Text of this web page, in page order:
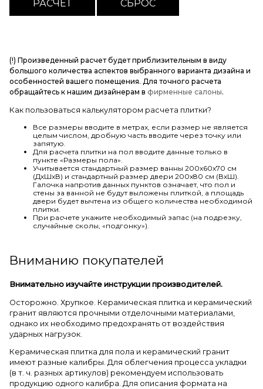
(!) Произведенный расчет будет приблизительным в виду
большого количества аспектов выбранного варианта дизайна и
особенностей вашего помещения. Для точного расчета
обращайтесь к нашим дизайнерам в фирменные салоны.
Как пользоваться калькулятором расчета плитки?
Все размеры вводите в метрах, если размер не является
целым числом, дробную часть вводите через точку или
запятую.
Для расчета плитки на пол вводите данные только в
пункте «Размеры пола».
Учитывается стандартный размер ванны 200х60х70 см
(ДхШхВ) и стандартный размер двери 200х80 см (ВхШ).
Галочка напротив данных пунктов означает, что пол и
стены за ванной не будут выложены плиткой, а площадь
двери будет вычтена из общего количества необходимой
плитки.
При расчете укажите необходимый запас (на подрезку,
случайные сколы, «подгонку»).
Вниманию покупателей
Внимательно изучайте инструкции производителей.
Осторожно. Хрупкое. Керамическая плитка и керамический
гранит являются прочными отделочными материалами,
однако их необходимо предохранять от воздействия
ударных нагрузок.
Керамическая плитка для пола и керамический гранит
имеют разные калибры. Для облегчения процесса укладки
(в т. ч. разных артикулов) рекомендуем использовать
продукцию одного калибра. Для описания формата на